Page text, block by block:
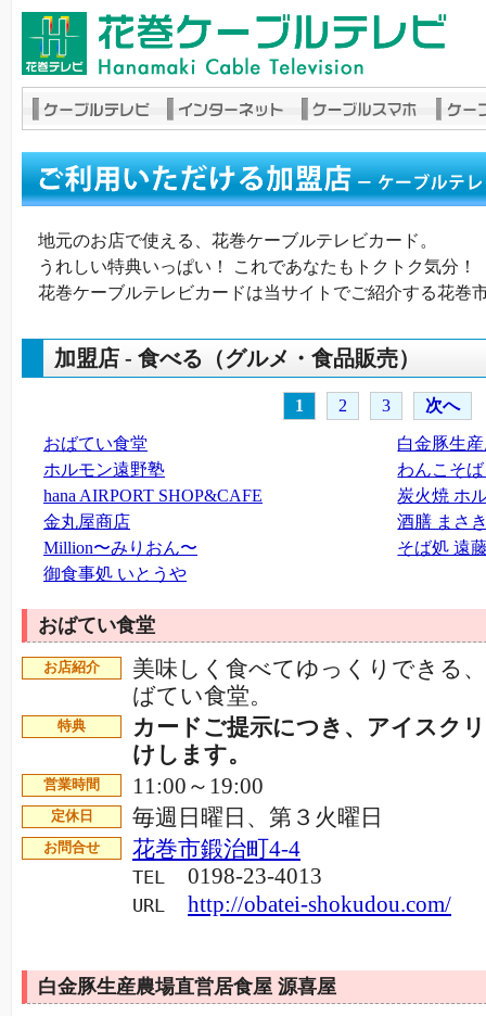
地元のお店で使える、花巻ケーブルテレビカード。
うれしい特典いっぱい！ これであなたもトクトク気分！
花巻ケーブルテレビカードは当サイトでご紹介する花巻
加盟店 - 食べる（グルメ・食品販売）
1 2 3 次へ
おばてい食堂
白金豚生
ホルモン遠野塾
わんこそ
hana AIRPORT SHOP&CAFE
炭火焼 ホ
金丸屋商店
酒膳 まさ
Million〜みりおん〜
そば処 遠
御食事処 いとうや
おばてい食堂
お店紹介
美味しく食べてゆっくりできる
ばてい食堂。
特典
カードご提示につき、アイスク
けします。
営業時間 11:00～19:00
定休日 毎週日曜日、第３火曜日
お問合せ 花巻市鍛治町4-4
TEL 0198-23-4013
URL http://obatei-shokudou.com/
白金豚生産農場直営居食屋 源喜屋